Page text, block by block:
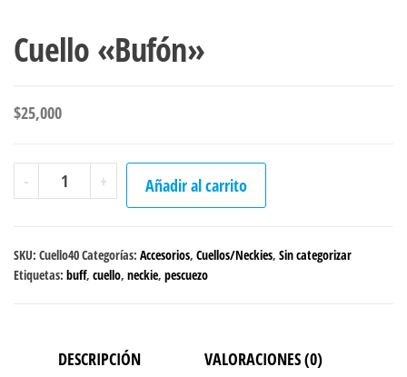
Cuello «Bufón»
$25,000
-
Cuello
"Bufón"
+ Añadir al carrito
SKU: Cuello40Categorías: Accesorios, Cuellos/Neckies, Sin categorizar
Etiquetas: buff, cuello, neckie, pescuezo
DESCRIPCIÓN VALORACIONES (0)